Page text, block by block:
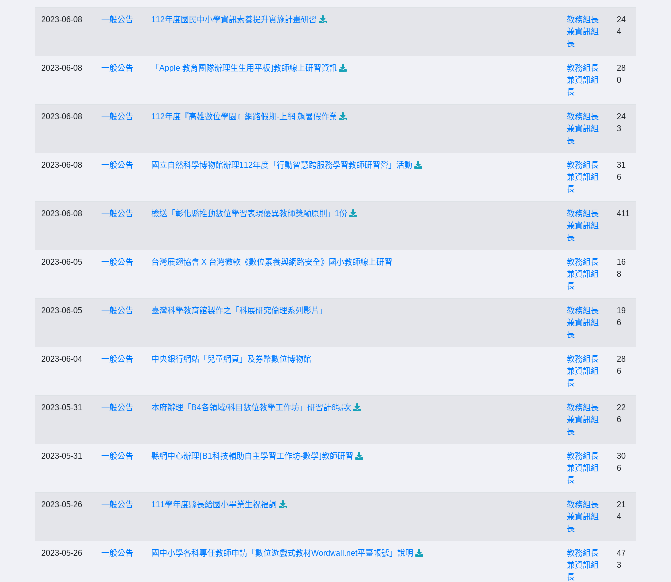
2023-06-08 一般公告 112年度國民中小學資訊素養提升實施計畫研習
教務組長
兼資訊組
長
24
4
2023-06-08 一般公告 「Apple 教育團隊辦理生生用平板⌋教師線上研習資訊
教務組長
兼資訊組
長
28
0
2023-06-08 一般公告 112年度『高雄數位學園』網路假期-上網 飆暑假作業
教務組長
兼資訊組
長
24
3
2023-06-08 一般公告 國立自然科學博物館辦理112年度「行動智慧跨服務學習教師研習營」活動
教務組長
兼資訊組
長
31
6
2023-06-08 一般公告 檢送「彰化縣推動數位學習表現優異教師獎勵原則」1份
教務組長
兼資訊組
長
411
2023-06-05 一般公告 台灣展翅協會 X 台灣微軟《數位素養與網路安全》國小教師線上研習
教務組長
兼資訊組
長
16
8
2023-06-05 一般公告 臺灣科學教育館製作之「科展研究倫理系列影片」
教務組長
兼資訊組
長
19
6
2023-06-04 一般公告 中央銀行網站「兒童網頁」及券幣數位博物館
教務組長
兼資訊組
長
28
6
2023-05-31 一般公告 本府辦理「B4各領域/科目數位教學工作坊」研習計6場次
教務組長
兼資訊組
長
22
6
2023-05-31 一般公告 縣網中心辦理⌈B1科技輔助自主學習工作坊-數學⌋教師研習
教務組長
兼資訊組
長
30
6
2023-05-26 一般公告 111學年度縣長給國小畢業生祝福詞
教務組長
兼資訊組
長
21
4
2023-05-26 一般公告 國中小學各科專任教師申請「數位遊戲式教材Wordwall.net平臺帳號」說明
教務組長
兼資訊組
長
47
3